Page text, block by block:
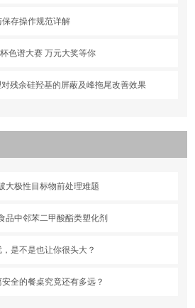
存操作规范详解
色谱大赛 万元大奖等你
残余硅羟基的屏蔽及峰拖尾改善效果
大极性目标物前处理难题
品中邻苯二甲酸酯类塑化剂
是不是也让你很头大？
全的餐桌究竟还有多远？